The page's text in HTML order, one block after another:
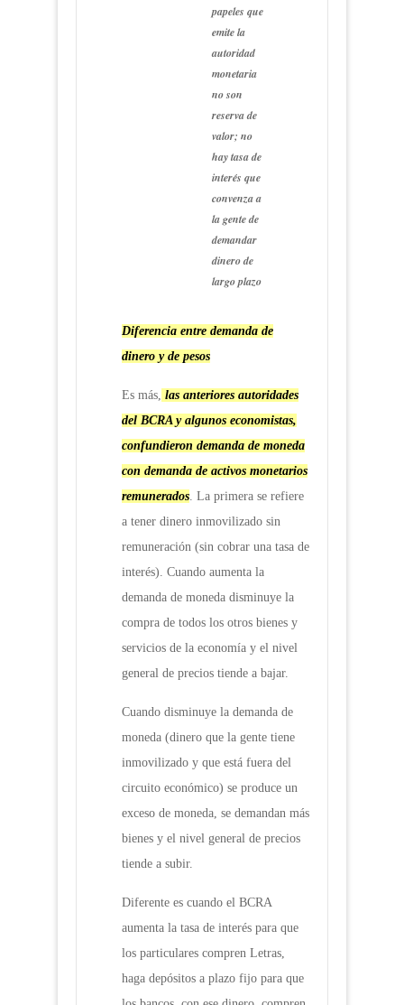
papeles que
emite la
autoridad
monetaria
no son
reserva de
valor; no
hay tasa de
interés que
convenza a
la gente de
demandar
dinero de
largo plazo
Diferencia entre demanda de
dinero y de pesos
Es más, las anteriores autoridades
del BCRA y algunos economistas,
confundieron demanda de moneda
con demanda de activos monetarios
remunerados. La primera se refiere
a tener dinero inmovilizado sin
remuneración (sin cobrar una tasa de
interés). Cuando aumenta la
demanda de moneda disminuye la
compra de todos los otros bienes y
servicios de la economía y el nivel
general de precios tiende a bajar.
Cuando disminuye la demanda de
moneda (dinero que la gente tiene
inmovilizado y que está fuera del
circuito económico) se produce un
exceso de moneda, se demandan más
bienes y el nivel general de precios
tiende a subir.
Diferente es cuando el BCRA
aumenta la tasa de interés para que
los particulares compren Letras,
haga depósitos a plazo fijo para que